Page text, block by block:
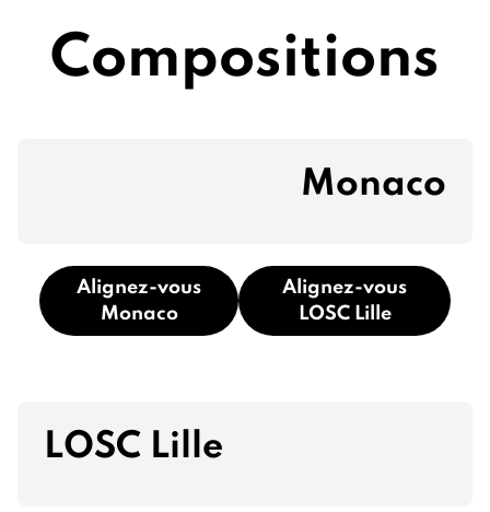
Compositions
Monaco
Alignez-vous
Monaco
Alignez-vous
LOSC Lille
LOSC Lille